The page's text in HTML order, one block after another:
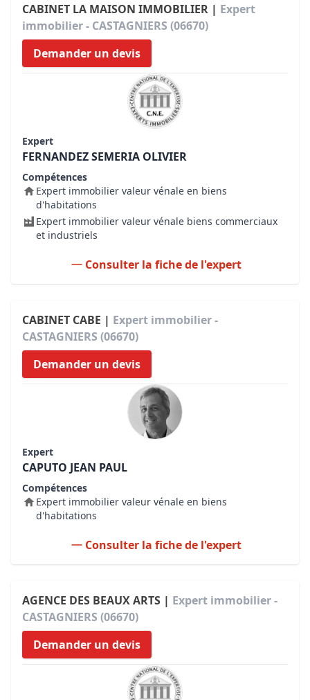
CABINET LA MAISON IMMOBILIER | Expert
immobilier - CASTAGNIERS (06670)
Demander un devis
Expert
FERNANDEZ SEMERIA OLIVIER
Compétences
Expert immobilier valeur vénale en biens
d'habitations
Expert immobilier valeur vénale biens commerciaux
et industriels
Consulter la fiche de l'expert
CABINET CABE | Expert immobilier -
CASTAGNIERS (06670)
Demander un devis
Expert
CAPUTO JEAN PAUL
Compétences
Expert immobilier valeur vénale en biens
d'habitations
Consulter la fiche de l'expert
AGENCE DES BEAUX ARTS | Expert immobilier -
CASTAGNIERS (06670)
Demander un devis